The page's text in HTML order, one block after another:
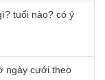
tuổi nào? có ý
ngày cưới theo